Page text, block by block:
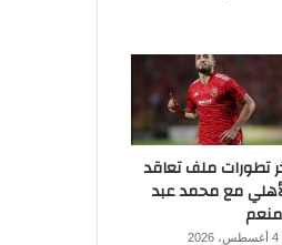
تطورات ملف تعاقد
مع محمد عبد
4 أغسطس، 2026